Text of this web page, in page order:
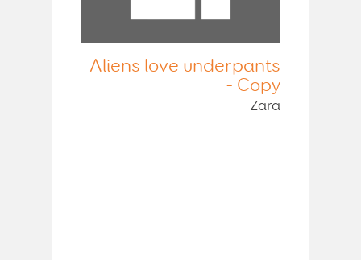
Aliens love underpants
- Copy
Zara